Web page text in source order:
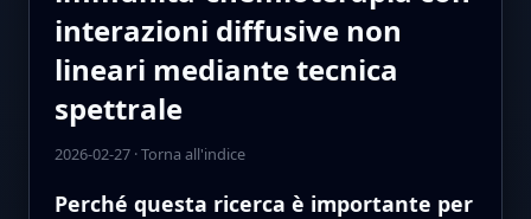
interazioni diffusive non
lineari mediante tecnica
spettrale
2026-02-27·Torna all'indice
Perché questa ricerca è importante per